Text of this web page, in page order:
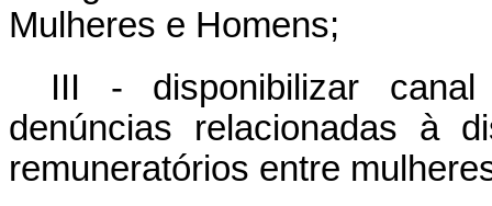
Mulheres e Homens;
III - disponibilizar
denúncias relacionadas à
remuneratórios entre